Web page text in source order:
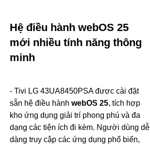
Hệ điều hành webOS 25
mới nhiều tính năng thông
minh
- Tivi LG 43UA8450PSA được cài đặt
sẵn hệ điều hành webOS 25, tích hợp
kho ứng dụng giải trí phong phú và đa
dạng các tiện ích đi kèm. Người dùng dễ
dàng truy cập các ứng dụng phổ biến,